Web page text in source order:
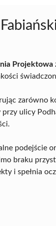
Projektowa
zarówno
ulicy
podejście
braku
i spełnia